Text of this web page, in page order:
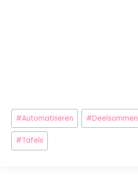
#Automatiseren #Deelsommen
#Tafels